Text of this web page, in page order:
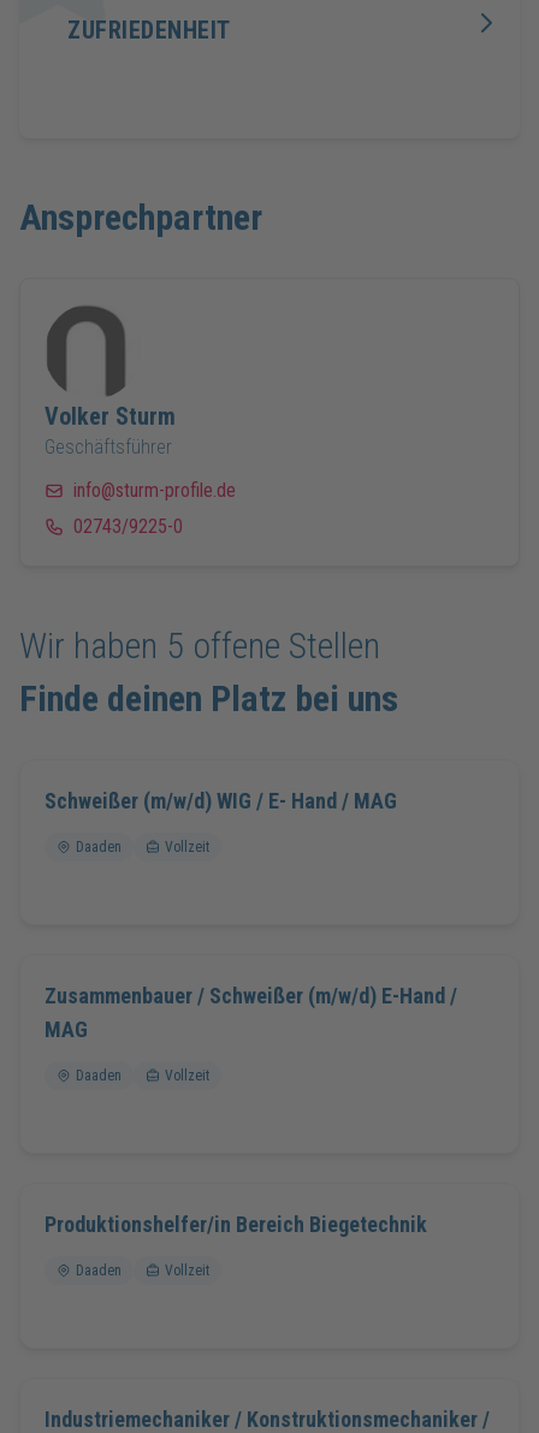
ZUFRIEDENHEIT
Ansprechpartner
Volker Sturm
Geschäftsführer
info@sturm-profile.de
02743/9225-0
Wir haben 5 offene Stellen
Finde deinen Platz bei uns
Schweißer (m/w/d) WIG / E- Hand / MAG
Daaden Vollzeit
Zusammenbauer / Schweißer (m/w/d) E-Hand /
MAG
Daaden Vollzeit
Produktionshelfer/in Bereich Biegetechnik
Daaden Vollzeit
Industriemechaniker / Konstruktionsmechaniker /